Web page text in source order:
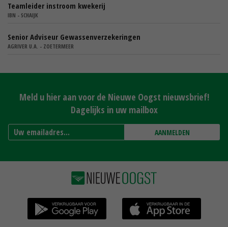
Teamleider instroom kwekerij
IBN - SCHAIJK
Senior Adviseur Gewassenverzekeringen
AGRIVER U.A. - ZOETERMEER
Meld u hier aan voor de Nieuwe Oogst nieuwsbrief!
Dagelijks in uw mailbox
AANMELDEN